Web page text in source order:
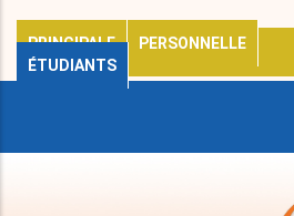
PRINCIPALE
PERSONNELLE
ÉTUDIANTS